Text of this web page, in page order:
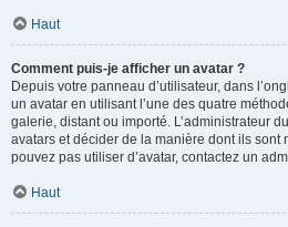
Haut
Comment puis-je afficher un avatar ?
Depuis votre panneau d’utilisateur, dans
un avatar en utilisant l’une des quatre
galerie, distant ou importé. L’administrateur
avatars et décider de la manière dont ils sont
pouvez pas utiliser d’avatar, contactez un
Haut